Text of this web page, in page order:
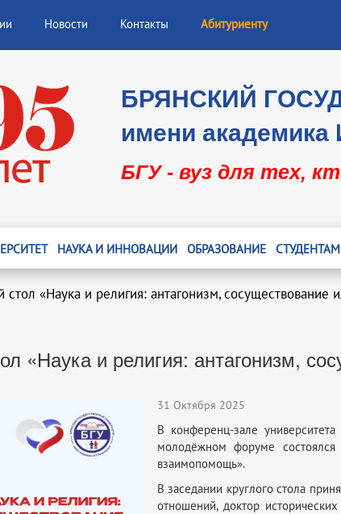
Новости Контакты Абитуриенту
БРЯНСКИЙ
имени академика
БГУ - вуз для тех,
НАУКА И ИННОВАЦИИ ОБРАЗОВАНИЕ СТУДЕНТАМ
стол «Наука и религия: антагонизм,
«Наука и религия: антагонизм,
31 Октября 2025
В конференц-зале
молодёжном форуме состоялся
взаимопомощь».
В заседании круглого стола
отношений, доктор